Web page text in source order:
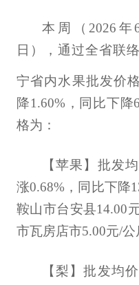
本周（ 2026 年
日），通过全省联
宁省内水果批发价
降1.60%，同比下
格为：
【苹果】批发
涨0.68%，同比下降
鞍山市台安县14.00
市瓦房店市5.00元/公
【梨】批发均